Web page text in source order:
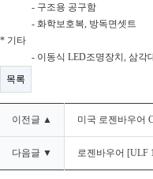
- 구조용 공구함
- 화학보호복, 방독면셋트
* 기타
- 이동식 LED조명장치, 삼각
목록
이전글 ▲ 미국 로젠바우어
다음글 ▼ 로젠바우어 [ULF